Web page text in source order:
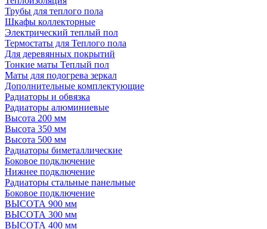
Трубы для теплого пола
Шкафы коллекторные
Электрический теплый пол
Термостаты для Теплого пола
Для деревянных покрытий
Тонкие маты Теплый пол
Маты для подогрева зеркал
Дополнительные комплектующие
Радиаторы и обвязка
Радиаторы алюминиевые
Высота 200 мм
Высота 350 мм
Высота 500 мм
Радиаторы биметаллические
Боковое подключение
Нижнее подключение
Радиаторы стальные панельные
Боковое подключение
ВЫСОТА 900 мм
ВЫСОТА 300 мм
ВЫСОТА 400 мм